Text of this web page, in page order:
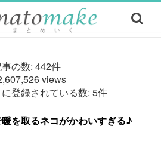
の数: 442件
views
登録されている数: 5件
を取るネコがかわいすぎる♪